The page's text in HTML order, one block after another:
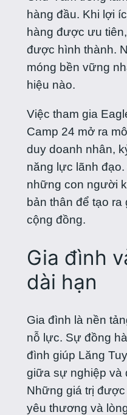
hàng đầu. Khi lợi
hàng được ưu
được hình thành.
móng bền vững
hiệu nào.
Việc tham gia
Camp 24 mở ra
duy doanh nhân,
năng lực lãnh
những con người
bản thân để tạo
cộng đồng.
Gia đình
dài hạn
Gia đình là nền
nỗ lực. Sự đồng
đình giúp Lăng
giữa sự nghiệp và
Những giá trị
yêu thương và